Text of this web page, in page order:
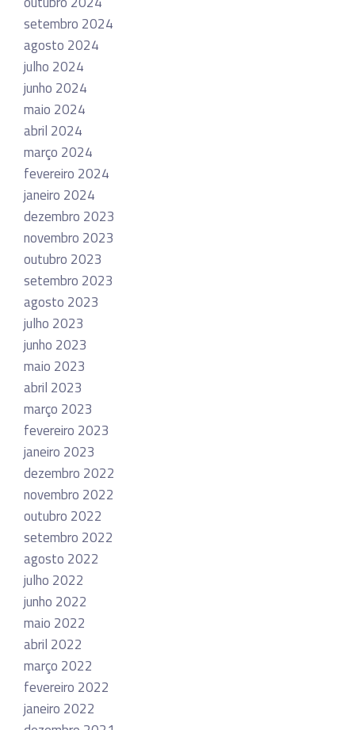
setembro 2024
agosto 2024
julho 2024
junho 2024
maio 2024
abril 2024
março 2024
fevereiro 2024
janeiro 2024
dezembro 2023
novembro 2023
outubro 2023
setembro 2023
agosto 2023
julho 2023
junho 2023
maio 2023
abril 2023
março 2023
fevereiro 2023
janeiro 2023
dezembro 2022
novembro 2022
outubro 2022
setembro 2022
agosto 2022
julho 2022
junho 2022
maio 2022
abril 2022
março 2022
fevereiro 2022
janeiro 2022